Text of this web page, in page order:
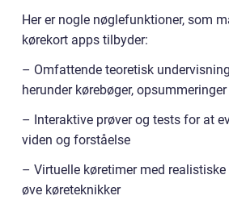
Her er nogle nøglefunktioner, som
kørekort apps tilbyder:
– Omfattende teoretisk
herunder kørebøger,
– Interaktive prøver og tests for at
viden og forståelse
– Virtuelle køretimer med
øve køreteknikker